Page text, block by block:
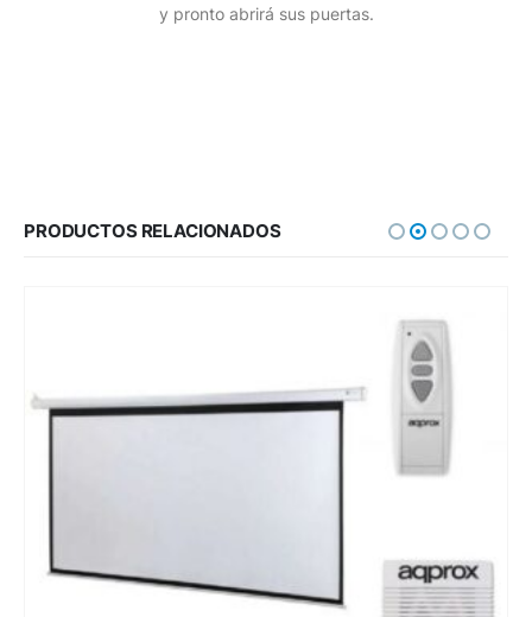
y pronto abrirá sus puertas.
PRODUCTOS RELACIONADOS